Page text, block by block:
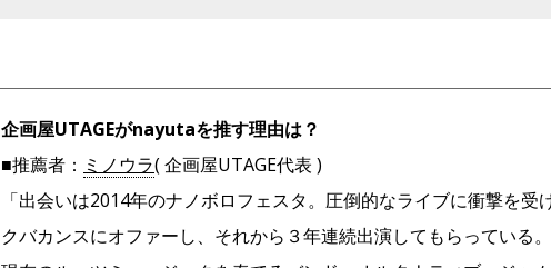
企画屋UTAGEがnayutaを推す理由は？
■推薦者： ミノウラ( 企画屋UTAGE代表 )
「出会いは2014年のナノボロフェスタ。圧倒的なライブに衝撃を受
クバカンスにオファーし、それから３年連続出演してもらっている